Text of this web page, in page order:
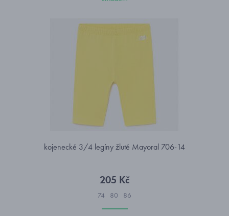
kojenecké 3/4 legíny žluté Mayoral 706-14
205 Kč
74 80 86